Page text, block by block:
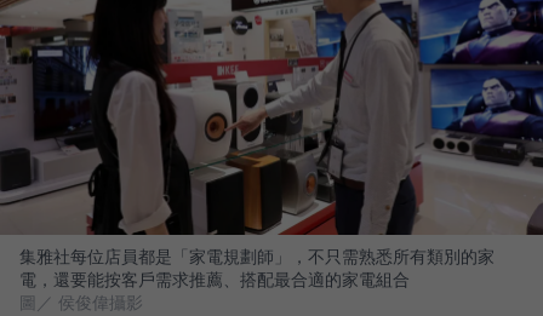
集雅社每位店員都是「家電規劃師」，不只需熟悉所有類別的家
電，還要能按客戶需求推薦、搭配最合適的家電組合
圖／ 侯俊偉攝影